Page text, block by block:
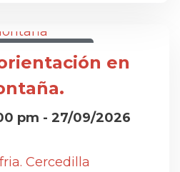
en
pm - 27/09/2026
Cercedilla